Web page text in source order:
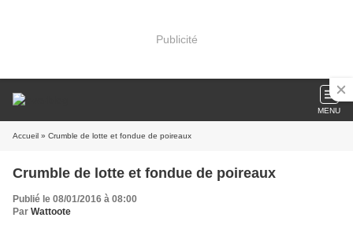
Publicité
MENU
Accueil » Crumble de lotte et fondue de poireaux
Crumble de lotte et fondue de poireaux
Publié le 08/01/2016 à 08:00
Par Wattoote